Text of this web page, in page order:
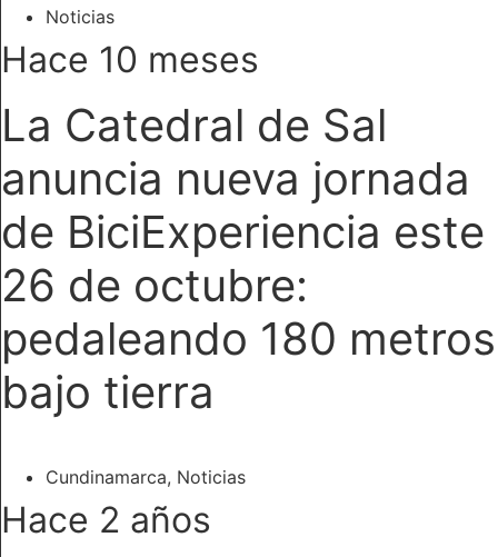
Noticias
Hace 10 meses
La Catedral de Sal
anuncia nueva jornada
de BiciExperiencia este
26 de octubre:
pedaleando 180 metros
bajo tierra
Cundinamarca, Noticias
Hace 2 años